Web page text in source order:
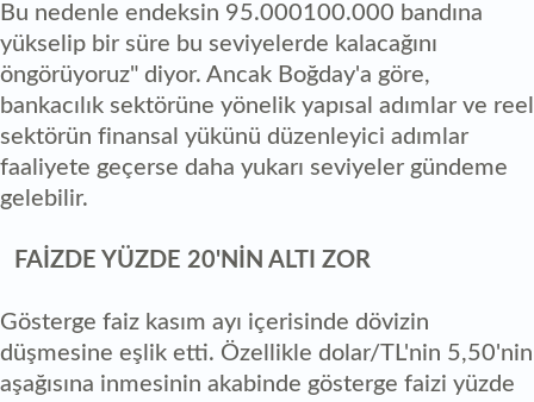
Bu nedenle endeksin 95.000100.000 bandına
yükselip bir süre bu seviyelerde kalacağını
öngörüyoruz" diyor. Ancak Boğday'a göre,
bankacılık sektörüne yönelik yapısal adımlar ve reel
sektörün finansal yükünü düzenleyici adımlar
faaliyete geçerse daha yukarı seviyeler gündeme
gelebilir.
FAİZDE YÜZDE 20'NİN ALTI ZOR
Gösterge faiz kasım ayı içerisinde dövizin
düşmesine eşlik etti. Özellikle dolar/TL'nin 5,50'nin
aşağısına inmesinin akabinde gösterge faizi yüzde